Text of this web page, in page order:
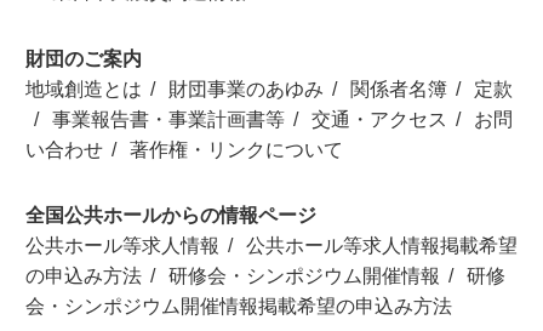
財団のご案内
地域創造とは
財団事業のあゆみ 関係者名簿
定款
事業報告書・事業計画書等
交通・アクセス
お問
い合わせ
著作権・リンクについて
全国公共ホールからの情報ページ
公共ホール等求人情報
公共ホール等求人情報掲載希望
の申込み方法
研修会・シンポジウム開催情報
研修
会・シンポジウム開催情報掲載希望の申込み方法